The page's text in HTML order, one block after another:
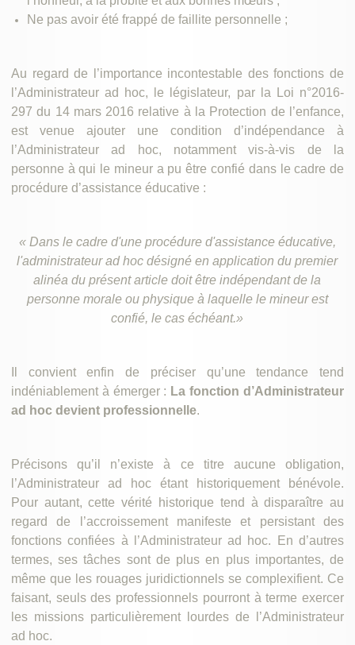
Ne pas avoir été frappé de faillite personnelle ;
Au regard de l’importance incontestable des fonctions de
l’Administrateur ad hoc, le législateur, par la Loi n°2016-
297 du 14 mars 2016 relative à la Protection de l’enfance,
est venue ajouter une condition d’indépendance à
l’Administrateur ad hoc, notamment vis-à-vis de la
personne à qui le mineur a pu être confié dans le cadre de
procédure d’assistance éducative :
« Dans le cadre d'une procédure d'assistance éducative,
l'administrateur ad hoc désigné en application du premier
alinéa du présent article doit être indépendant de la
personne morale ou physique à laquelle le mineur est
confié, le cas échéant.»
Il convient enfin de préciser qu’une tendance tend
indéniablement à émerger : La fonction d’Administrateur
ad hoc devient professionnelle.
Précisons qu’il n’existe à ce titre aucune obligation,
l’Administrateur ad hoc étant historiquement bénévole.
Pour autant, cette vérité historique tend à disparaître au
regard de l’accroissement manifeste et persistant des
fonctions confiées à l’Administrateur ad hoc. En d’autres
termes, ses tâches sont de plus en plus importantes, de
même que les rouages juridictionnels se complexifient. Ce
faisant, seuls des professionnels pourront à terme exercer
les missions particulièrement lourdes de l’Administrateur
ad hoc.